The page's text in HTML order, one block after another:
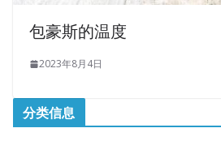
包豪斯的温度
2023年8月4日
分类信息